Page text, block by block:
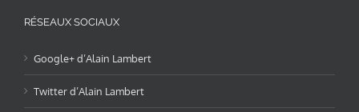
RÉSEAUX SOCIAUX
Google+ d’Alain Lambert
Twitter d’Alain Lambert